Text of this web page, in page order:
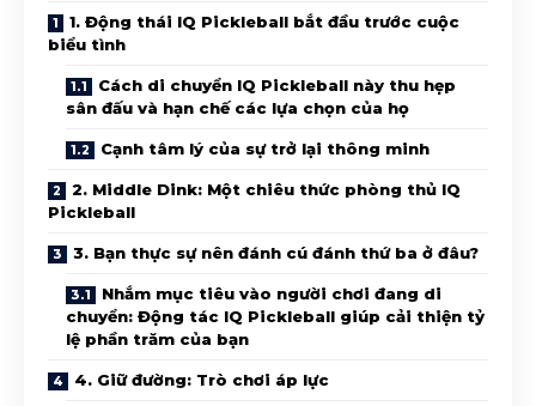
1. Động thái IQ Pickleball bắt đầu trước cuộc
biểu tình
Cách di chuyển IQ Pickleball này thu hẹp
sân đấu và hạn chế các lựa chọn của họ
Cạnh tâm lý của sự trở lại thông minh
2. Middle Dink: Một chiêu thức phòng thủ IQ
Pickleball
3. Bạn thực sự nên đánh cú đánh thứ ba ở đâu?
Nhắm mục tiêu vào người chơi đang di
chuyển: Động tác IQ Pickleball giúp cải thiện tỷ
lệ phần trăm của bạn
4. Giữ đường: Trò chơi áp lực